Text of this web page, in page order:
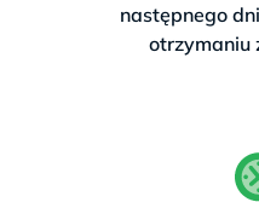
przyczynę
Tylko 554 złza
następnego
otrzymaniu